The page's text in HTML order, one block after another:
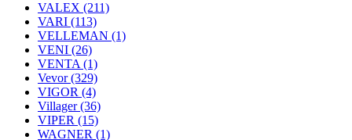
VALEX (211)
VARI (113)
VELLEMAN (1)
VENI (26)
VENTA (1)
Vevor(329)
VIGOR (4)
Villager(36)
VIPER (15)
WAGNER (1)